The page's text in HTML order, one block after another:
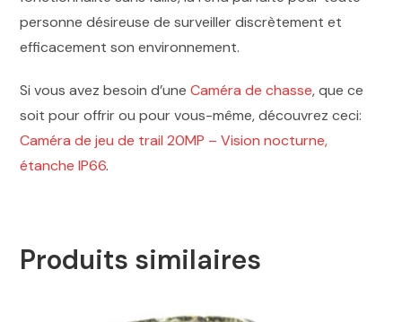
personne désireuse de surveiller discrètement et
efficacement son environnement.
Si vous avez besoin d’uneCaméra de chasse, que ce
soit pour offrir ou pour vous-même, découvrez ceci:
Caméra de jeu de trail 20MP – Vision nocturne,
étanche IP66.
Produits similaires